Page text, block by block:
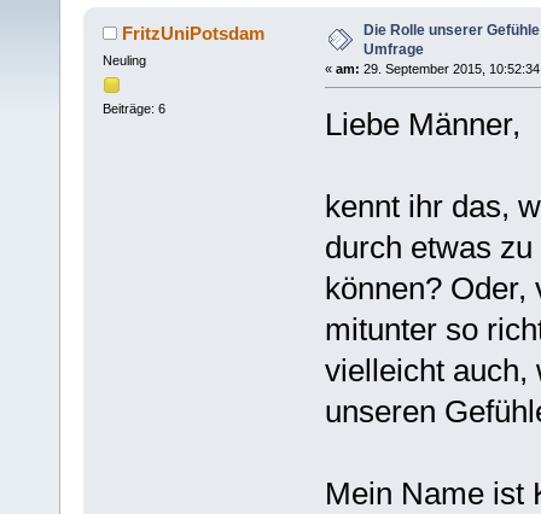
FritzUniPotsdam
Neuling
Beiträge: 6
Die Rolle unserer
Umfrage
« am: 29. September 2015,
Liebe Männer,
kennt ihr das,
durch etwas
können? Oder,
mitunter so
vielleicht auch,
unseren
Mein Name ist